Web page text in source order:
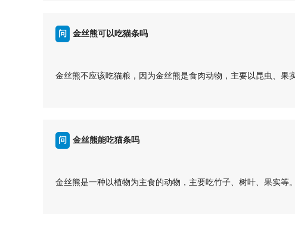
为了猫咪的健康着想，不要给猫喝过期牛奶，以免引起不必要的
猫的营养需求。
问 金丝熊可以吃猫条吗
金丝熊不应该吃猫粮，因为金丝熊是食肉动物，主要以昆虫、
2、猫粮对金丝熊的影响：猫粮是专门为猫设计的营养配方，其
猫粮可能会导致金丝熊营养失衡，影响其健康。
丝熊需要专业知识和经验，确保其获得充分的营养和生活条件。
金丝熊不适合食用猫粮，应该根据其自然食性和营养需求来进
问 金丝熊能吃猫条吗
金丝熊是一种以植物为主食的动物，主要吃竹子、树叶、果实等
1. 金丝熊的食性：金丝熊是一种植食性动物，它们的消化系统